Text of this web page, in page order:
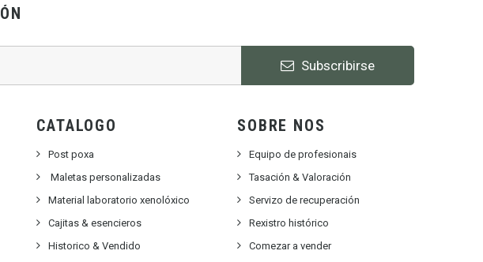
Subscribirse
CATALOGO
Post poxa
Maletas personalizadas
Material laboratorio xenolóxico
Cajitas & esencieros
Historico & Vendido
SOBRE NOS
Equipo de profesionais
Tasación & Valoración
Servizo de recuperación
Rexistro histórico
Comezar a vender